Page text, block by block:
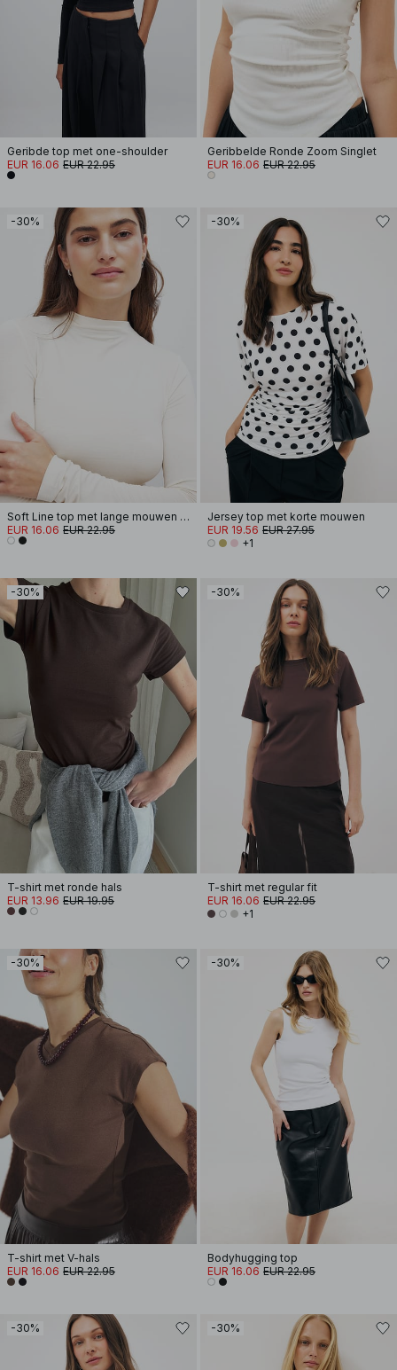
Geribde top met one-shoulder
EUR 16.06 EUR 22.95
Geribbelde Ronde Zoom Singlet
EUR 16.06 EUR 22.95
-30%
Soft Line top met lange mouwen en trechterhals
EUR 16.06 EUR 22.95
-30%
Jersey top met korte mouwen
EUR 19.56 EUR 27.95
+1
-30%
T-shirt met ronde hals
EUR 13.96 EUR 19.95
-30%
T-shirt met regular fit
EUR 16.06 EUR 22.95
+1
-30%
T-shirt met V-hals
EUR 16.06 EUR 22.95
-30%
Bodyhugging top
EUR 16.06 EUR 22.95
-30% -30%